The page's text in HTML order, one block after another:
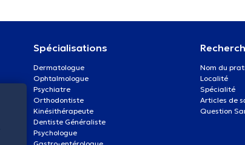
Spécialisations
Dermatologue
Ophtalmologue
Psychiatre
Orthodontiste
Kinésithérapeute
Dentiste Généraliste
Psychologue
Gastro-entérologue
Nom du
Localité
Spécialité
Articles de
Question